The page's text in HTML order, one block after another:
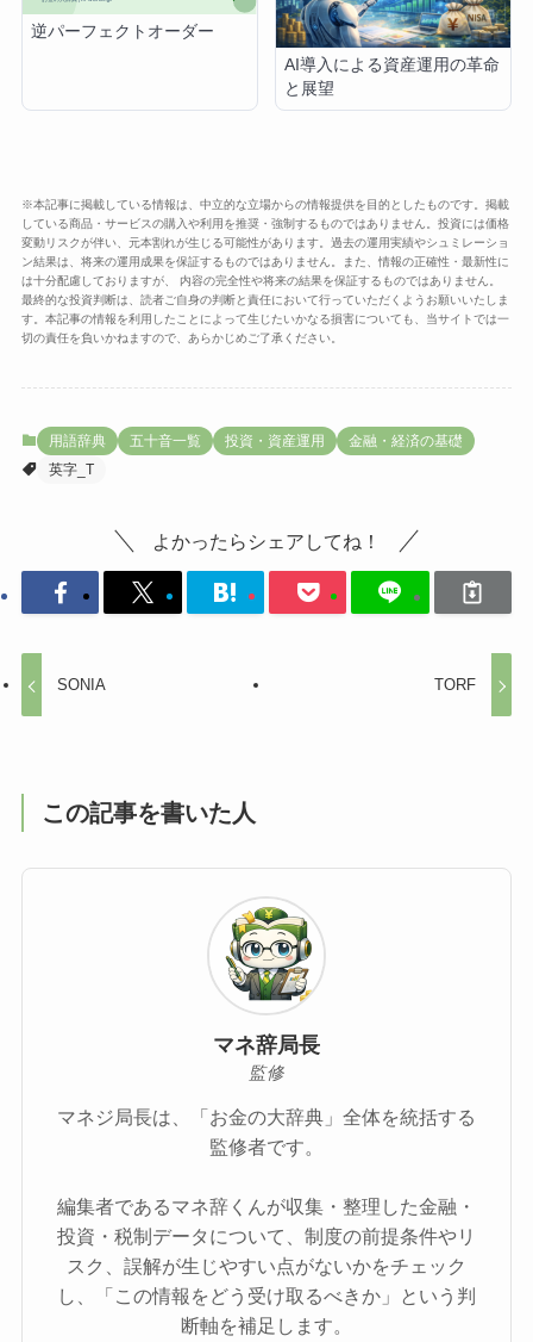
逆パーフェクトオーダー
AI導入による資産運用の革命
と展望
※本記事に掲載している情報は、中立的な立場からの情報提供を目的としたものです。掲載
している商品・サービスの購入や利用を推奨・強制するものではありません。投資には価格
変動リスクが伴い、元本割れが生じる可能性があります。過去の運用実績やシュミレーショ
ン結果は、将来の運用成果を保証するものではありません。また、情報の正確性・最新性に
は十分配慮しておりますが、 内容の完全性や将来の結果を保証するものではありません。
最終的な投資判断は、読者ご自身の判断と責任において行っていただくようお願いいたしま
す。本記事の情報を利用したことによって生じたいかなる損害についても、当サイトでは一
切の責任を負いかねますので、あらかじめご了承ください。
用語辞典 五十音一覧 投資・資産運用
金融・経済の基礎
英字_T
よかったらシェアしてね！
SONIA TORF
この記事を書いた人
マネ辞局長
監修
マネジ局長は、「お金の大辞典」全体を統括する
監修者です。
編集者であるマネ辞くんが収集・整理した金融・
投資・税制データについて、制度の前提条件やリ
スク、誤解が生じやすい点がないかをチェック
し、「この情報をどう受け取るべきか」という判
断軸を補足します。